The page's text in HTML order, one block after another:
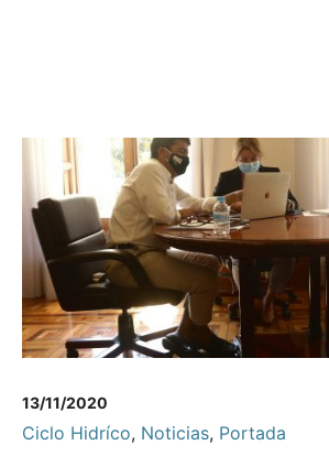
13/11/2020
Ciclo Hidríco, Noticias, Portada